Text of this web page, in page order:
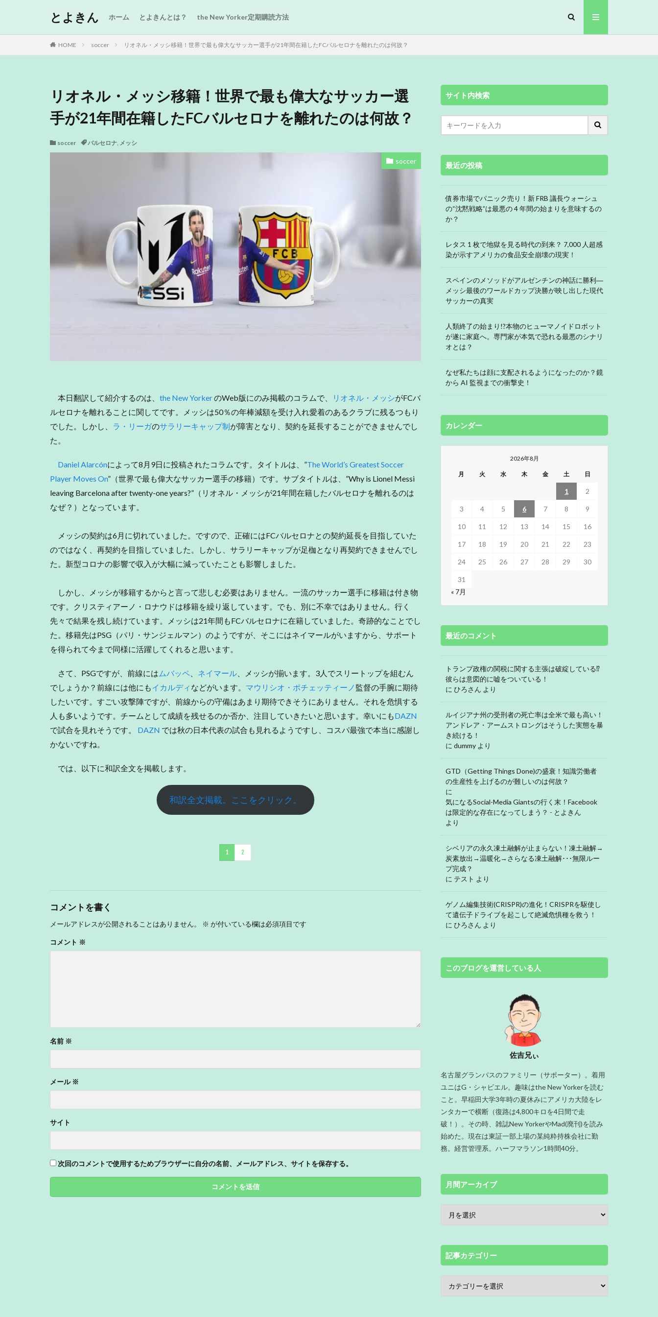
とよきん ホーム とよきんとは？ the New Yorker定期購読方法
HOME soccer リオネル・メッシ移籍！世界で最も偉大なサッカー選手が21年間在籍したFCバルセロナを離れたのは何故？
リオネル・メッシ移籍！世界で最も偉大なサッカー選
手が21年間在籍したFCバルセロナを離れたのは何故？
soccer バルセロナ, メッシ
soccer
本日翻訳して紹介するのは、 the New YorkerのWeb版にのみ掲載のコラムで、 リオネル・メッシがFCバ
ルセロナを離れることに関してです。メッシは50％の年棒減額を受け入れ愛着のあるクラブに残るつもり
でした。しかし、 ラ・リーガのサラリーキャップ制が障害となり、契約を延長することができませんでし
た。
Daniel Alarcónによって8月9日に投稿されたコラムです。タイトルは、”The World’s Greatest Soccer
Player Moves On”（世界で最も偉大なサッカー選手の移籍）です。サブタイトルは、”Why is Lionel Messi
leaving Barcelona after twenty-one years?”（リオネル・メッシが21年間在籍したバルセロナを離れるのは
なぜ？）となっています。
メッシの契約は6月に切れていました。ですので、正確にはFCバルセロナとの契約延長を目指していた
のではなく、再契約を目指していました。しかし、サラリーキャップが足枷となり再契約できませんでし
た。新型コロナの影響で収入が大幅に減っていたことも影響しました。
しかし、メッシが移籍するからと言って悲しむ必要はありません。一流のサッカー選手に移籍は付き物
です。クリスティアーノ・ロナウドは移籍を繰り返しています。でも、別に不幸ではありません。行く
先々で結果を残し続けています。メッシは21年間もFCバルセロナに在籍していました。奇跡的なことでし
た。移籍先はPSG（パリ・サンジェルマン）のようですが、そこにはネイマールがいますから、サポート
を得られて今まで同様に活躍してくれると思います。
さて、PSGですが、前線には ムバッペ ネイマール 、メッシが揃います。3人でスリートップを組むん
でしょうか？前線には他にもイカルディ などがいます。 マウリシオ・ポチェッティーノ 監督の手腕に期待
したいです。すごい攻撃陣ですが、前線からの守備はあまり期待できそうにありません。それを危惧する
人も多いようです。チームとして成績を残せるのか否か、注目していきたいと思います。幸いにもDAZN
で試合を見れそうです。 DAZN では秋の日本代表の試合も見れるようですし、コスパ最強で本当に感謝し
かないですね。
では、以下に和訳全文を掲載します。
和訳全文掲載。ここをクリック。
1 2
コメントを書く
メールアドレスが公開されることはありません。 ※ が付いている欄は必須項目です
コメント ※
名前 ※
メール ※
サイト
次回のコメントで使用するためブラウザーに自分の名前、メールアドレス、サイトを保存する。
サイト内検索
最近の投稿
債券市場でパニック売り！新 FRB 議長ウォーシュ
の“沈黙戦略”は最悪の 4 年間の始まりを意味するの
か？
レタス 1 枚で地獄を見る時代の到来？ 7,000 人超感
染が示すアメリカの食品安全崩壊の現実！
スペインのメソッドがアルゼンチンの神話に勝利―
メッシ最後のワールドカップ決勝が映し出した現代
サッカーの真実
人類終了の始まり!?本物のヒューマノイドロボット
が遂に家庭へ。専門家が本気で恐れる最悪のシナリ
オとは？
なぜ私たちは顔に支配されるようになったのか？鏡
から AI 監視までの衝撃史！
カレンダー
2026年8月
月 火 水 木 金 土 日
1 2
3 4 5 6 7 8 9
10 11 12 13 14 15 16
17 18 19 20 21 22 23
24 25 26 27 28 29 30
31
« 7月
最近のコメント
トランプ政権の関税に関する主張は破綻している⁉
彼らは意図的に嘘をついている！
に ひろさん より
ルイジアナ州の受刑者の死亡率は全米で最も高い！
アンドレア・アームストロングはそうした実態を暴
き続ける！
に dummy より
GTD（Getting Things Done)の盛衰！知識労働者
の生産性を上げるのが難しいのは何故？
に
気になるSocial-Media Giantsの行く末！Facebook
は限定的な存在になってしまう？ - とよきん
より
シベリアの永久凍土融解が止まらない！凍土融解→
炭素放出→温暖化→さらなる凍土融解･･･無限ルー
プ完成？
に テスト より
ゲノム編集技術(CRISPR)の進化！CRISPRを駆使し
て遺伝子ドライブを起こして絶滅危惧種を救う！
に ひろさん より
このブログを運営している人
佐吉兄ぃ
名古屋グランパスのファミリー（サポーター）。着用
ユニはG・シャビエル。趣味はthe New Yorkerを読む
こと。早稲田大学3年時の夏休みにアメリカ大陸をレ
ンタカーで横断（復路は4,800キロを4日間で走
破！）。その時、雑誌New YorkerやMad(廃刊)を読み
始めた。現在は東証一部上場の某純粋持株会社に勤
務。経営管理系。ハーフマラソン1時間40分。
月間アーカイブ
記事カテゴリー